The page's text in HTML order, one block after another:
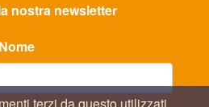
nostra newsletter
Nome